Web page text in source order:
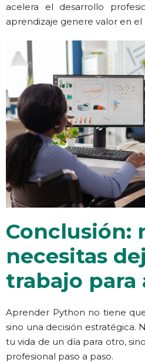
acelera el desarrollo
aprendizaje genere valor en
Conclusión:
necesitas
trabajo para
Aprender Python no tiene
sino una decisión estratégica.
tu vida de un día para otro,
profesional paso a paso.